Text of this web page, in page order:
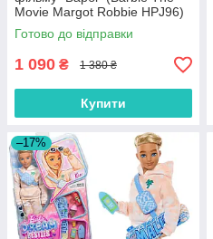
Movie Margot Robbie HPJ96)
Готово до відправки
1 090 ₴ 1 380 ₴
Купити
–17%